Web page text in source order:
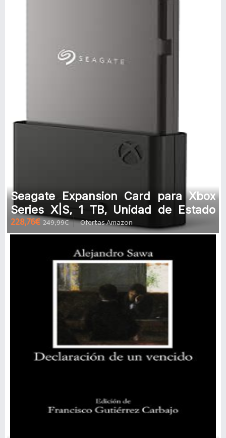
Seagate Expansion Card para Xbox
Series X|S, 1 TB, Unidad de Estado
sólido NVMe (STJR1000400)
228,76€ 249,99€ Ofertas Amazon